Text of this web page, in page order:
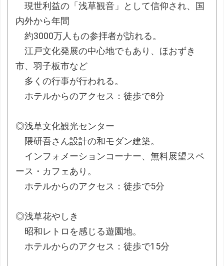
現世利益の「浅草観音」として信仰され、国
内外から年間
約3000万人もの参拝者が訪れる。
江戸文化発展の中心地でもあり、ほおずき
市、羽子板市など
多くの行事が行われる。
ホテルからのアクセス：徒歩で8分
◎浅草文化観光センター
隈研吾さん設計の和モダン建築。
インフォメーションコーナー、無料展望スペ
ース・カフェあり。
ホテルからのアクセス：徒歩で5分
◎浅草花やしき
昭和レトロを感じる遊園地。
ホテルからのアクセス：徒歩で15分